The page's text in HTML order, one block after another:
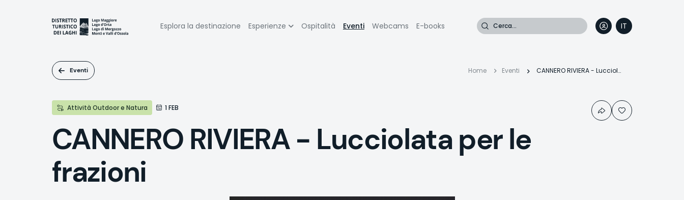
Navigazione
Esplora la destinazione Esperienze Ospitalità Eventi Webcams E-books Cerca
IT
EN
FR
DE
Eventi
Briciole
pane
Home Eventi CANNERO RIVIERA - Lucciolata per le frazioni
Attività Outdoor e Natura 1 FEB
CANNERO RIVIERA - Lucciolata per le
frazioni